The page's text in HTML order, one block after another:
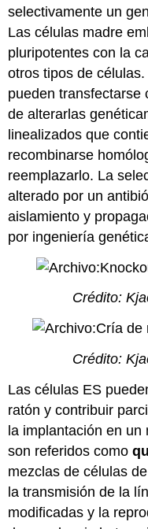
selectivamente un
Las células madre
pluripotentes con la
otros tipos de
pueden transfectarse
de alterarlas
linealizados que
recombinarse
reemplazarlo. La
alterado por un
aislamiento y
por ingeniería
Crédito:
Crédito:
Las células ES
ratón y contribuir
la implantación en un
son referidos como
mezclas de células
la transmisión de la
modificadas y la